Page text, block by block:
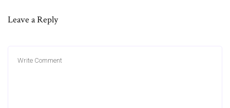
Leave a Reply